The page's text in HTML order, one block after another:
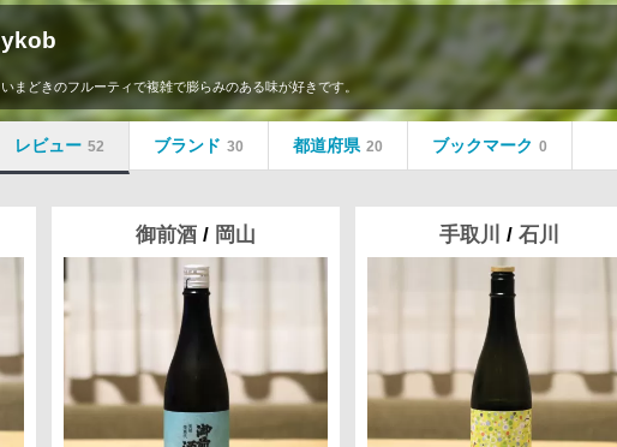
ykob
いまどきのフルーティで複雑で膨らみのある味が好きです。
レビュー 52 ブランド 30 都道府県 20 ブックマーク 0
御前酒 / 岡山 手取川 / 石川